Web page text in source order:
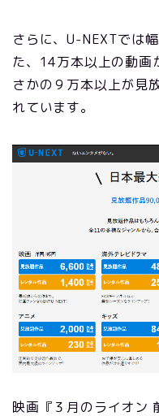
さらに、U-NEXTでは
た、14万本以上の動画
さかの９万本以上が見
れています。
映画『３月のライオン